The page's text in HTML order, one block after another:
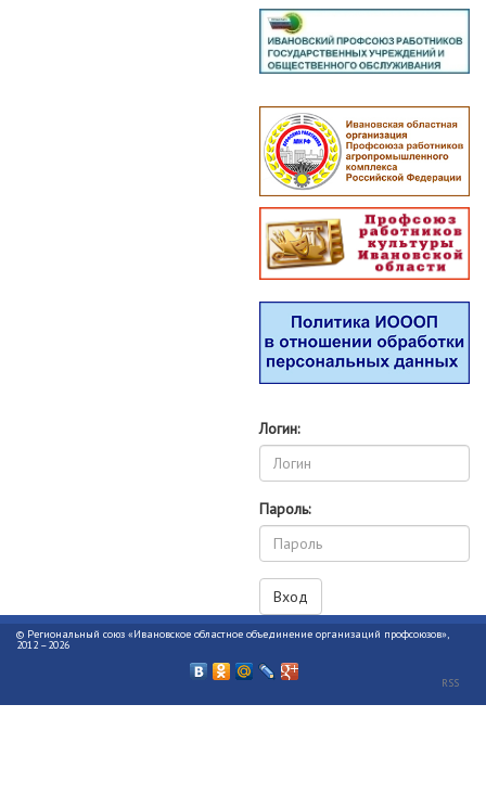
Логин:
Пароль:
© Региональный союз «Ивановское областное объединение организаций профсоюзов»,
2012 –2026
RSS